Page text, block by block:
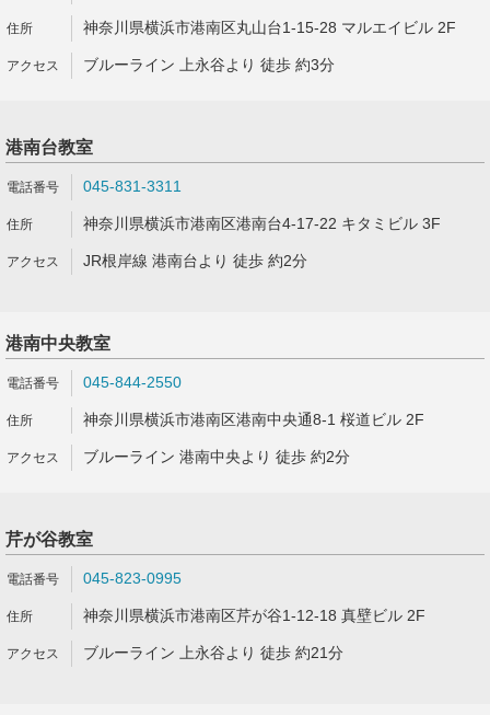
神奈川県横浜市港南区丸山台1-15-28 マルエイビル 2F
ブルーライン 上永谷より 徒歩 約3分
港南台教室
045-831-3311
神奈川県横浜市港南区港南台4-17-22 キタミビル 3F
JR根岸線 港南台より 徒歩 約2分
港南中央教室
045-844-2550
神奈川県横浜市港南区港南中央通8-1 桜道ビル 2F
ブルーライン 港南中央より 徒歩 約2分
芹が谷教室
045-823-0995
神奈川県横浜市港南区芹が谷1-12-18 真壁ビル 2F
ブルーライン 上永谷より 徒歩 約21分